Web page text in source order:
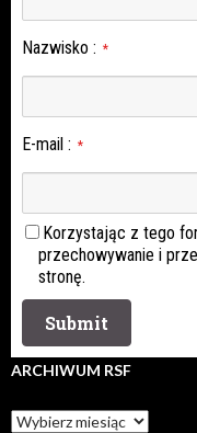
Nazwisko : *
E-mail : *
Korzystając z tego
przechowywanie i
stronę.
ARCHIWUM RSF
Archiwum